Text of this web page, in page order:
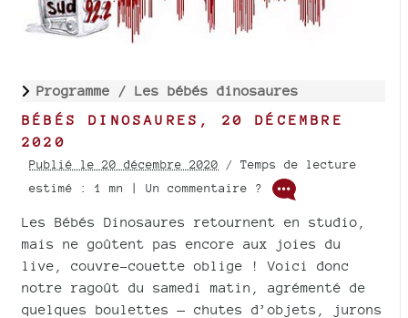
Programme / Les bébés dinosaures
BÉBÉS DINOSAURES, 20 DÉCEMBRE
2020
Publié le 20 décembre 2020 / Temps de lecture
estimé : 1 mn | Un commentaire ?
Les Bébés Dinosaures retournent en studio,
mais ne goûtent pas encore aux joies du
live, couvre-couette oblige ! Voici donc
notre ragoût du samedi matin, agrémenté de
quelques boulettes — chutes d’objets, jurons